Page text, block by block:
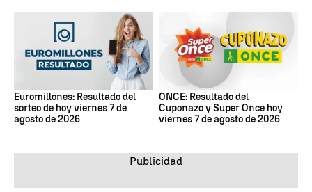
Euromillones: Resultado del
sorteo de hoy viernes 7 de
agosto de 2026
ONCE: Resultado del
Cuponazo y Super Once hoy
viernes 7 de agosto de 2026